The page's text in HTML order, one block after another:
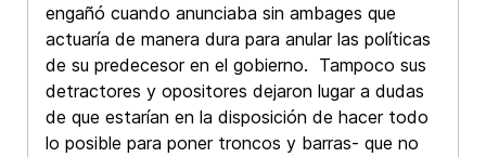
engañó cuando anunciaba sin ambages que
actuaría de manera dura para anular las políticas
de su predecesor en el gobierno. Tampoco sus
detractores y opositores dejaron lugar a dudas
de que estarían en la disposición de hacer todo
lo posible para poner troncos y barras- que no